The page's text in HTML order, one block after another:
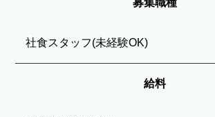
募集職種
社食スタッフ(未経験OK)
給料